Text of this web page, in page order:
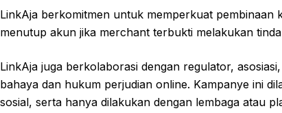
LinkAja berkomitmen untuk memperkuat pembinaan
menutup akun jika merchant terbukti melakukan
LinkAja juga berkolaborasi dengan regulator,
bahaya dan hukum perjudian online. Kampanye ini
sosial, serta hanya dilakukan dengan lembaga atau